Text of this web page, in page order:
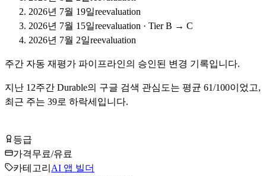
2026년 7월 19일reevaluation
2026년 7월 15일reevaluation · Tier B → C
2026년 7월 2일reevaluation
주간 자동 재평가 파이프라인의 승인된 변경 기록입니다.
지난 12주간 Durable의 구글 검색 관심도는 평균 61/100이었고,
최근 주는 39로 하락세입니다.
등급
가격무료/유료
카테고리 AI 앱 빌더